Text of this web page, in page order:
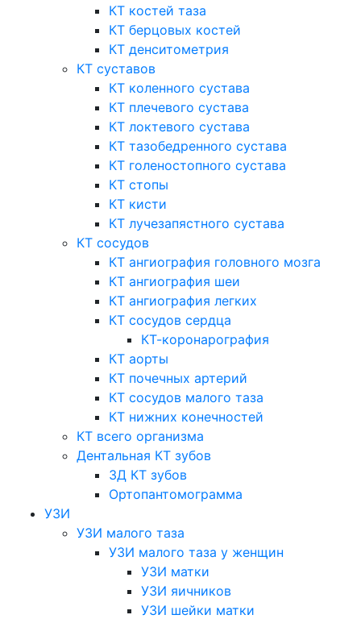
КТ костей таза
КТ берцовых костей
КТ денситометрия
КТ суставов
КТ коленного сустава
КТ плечевого сустава
КТ локтевого сустава
КТ тазобедренного сустава
КТ голеностопного сустава
КТ стопы
КТ кисти
КТ лучезапястного сустава
КТ сосудов
КТ ангиография головного мозга
КТ ангиография шеи
КТ ангиография легких
КТ сосудов сердца
КТ-коронарография
КТ аорты
КТ почечных артерий
КТ сосудов малого таза
КТ нижних конечностей
КТ всего организма
Дентальная КТ зубов
3Д КТ зубов
Ортопантомограмма
УЗИ
УЗИ малого таза
УЗИ малого таза у женщин
УЗИ матки
УЗИ яичников
УЗИ шейки матки